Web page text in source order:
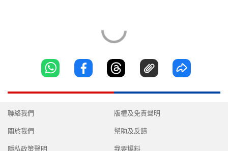
聯絡我們
關於我們
隱私政策聲明
版權及免責聲明
幫助及反饋
我要爆料